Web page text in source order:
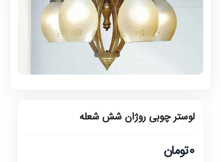
لوستر چوبی روژان شش شعله
0تومان